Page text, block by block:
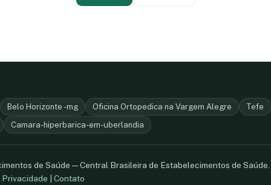
Belo Horizonte -mg Oficina Ortopedica na Vargem Alegre
Tefe
Camara-hiperbarica-em-uberlandia
de Saúde — Central Brasileira de Estabelecimentos de
Privacidade Contato